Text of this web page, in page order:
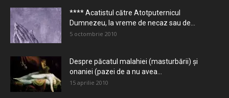
**** Acatistul către Atotputernicul
Dumnezeu, la vreme de necaz sau de...
5 octombrie 2010
Despre păcatul malahiei (masturbării) şi
onaniei (pazei de a nu avea...
15 aprilie 2010